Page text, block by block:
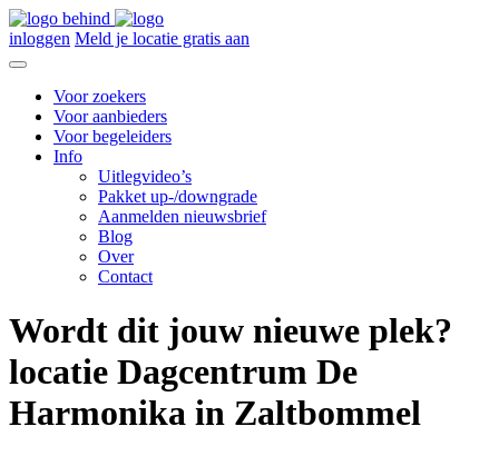
inloggen Meld je locatie gratis aan
Voor zoekers
Voor aanbieders
Voor begeleiders
Info
Uitlegvideo’s
Pakket up-/downgrade
Aanmelden nieuwsbrief
Blog
Over
Contact
Wordt dit jouw nieuwe plek?
locatie Dagcentrum De
Harmonika in Zaltbommel